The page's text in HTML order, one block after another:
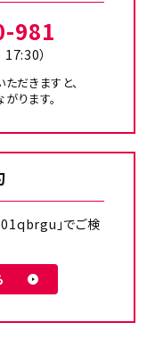
981
）
だきますと、
ります。
」でご検